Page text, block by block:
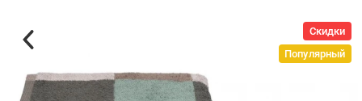
Скидки
Популярный